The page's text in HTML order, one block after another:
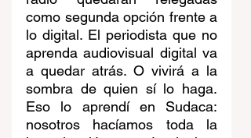
como segunda opción frente a
lo digital. El periodista que no
aprenda audiovisual digital va
a quedar atrás. O vivirá a la
sombra de quien sí lo haga.
Eso lo aprendí en Sudaca:
nosotros hacíamos toda la